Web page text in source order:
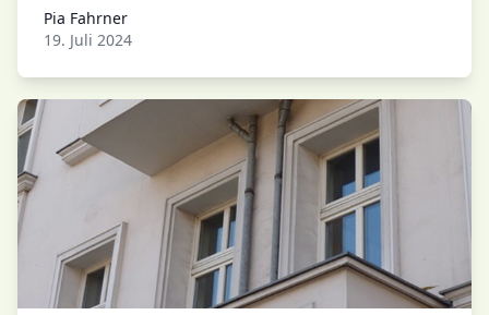
Pia Fahrner
Pia Fahrner
19. Juli 2024